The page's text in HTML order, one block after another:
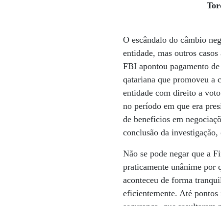
O escândalo do câmbio
entidade, mas outros
FBI apontou pagamento
qatariana que promoveu a
entidade com direito a
no período em que era
de benefícios em
conclusão da
Não se pode negar que a
praticamente unânime por
aconteceu de forma
eficientemente. Até